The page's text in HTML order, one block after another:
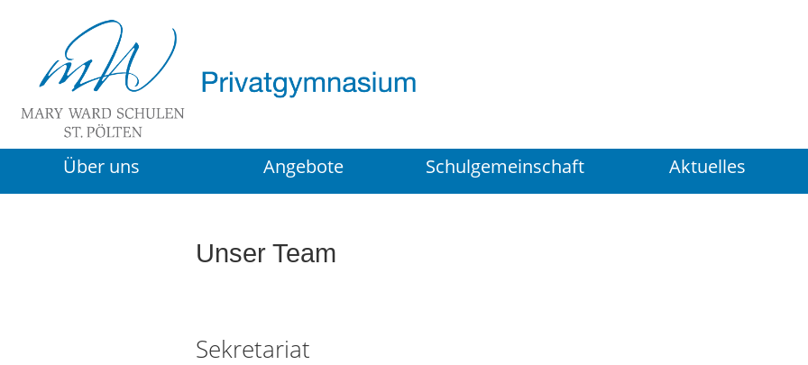
Über uns Angebote Schulgemeinschaft Aktuelles
Unser Team
Sekretariat